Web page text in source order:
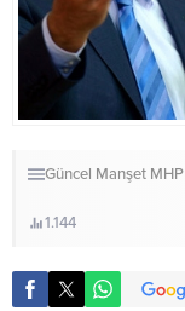
Güncel Manşet MHP
1.144